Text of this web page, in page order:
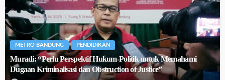
METRO BANDUNG PENDIDIKAN
Muradi: “Perlu Perspektif Hukum-Politik untuk Memahami
Dugaan Kriminalisasi dan Obstruction of Justice”